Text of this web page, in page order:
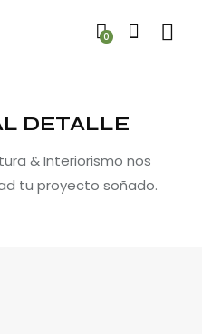
0
DETALLE
& Interiorismo nos
tu proyecto soñado.